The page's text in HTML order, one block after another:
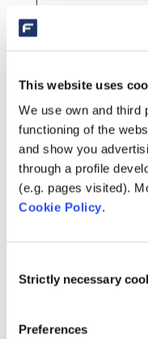
This website uses
We use own and third
functioning of the
and show you
through a profile
(e.g. pages visited).
Cookie Policy.
Selection
Strictly necessary
Preferences
Marketing-
Besuchern auf
Absicht ist,
und
sind und daher
werbetreibende
___utmv